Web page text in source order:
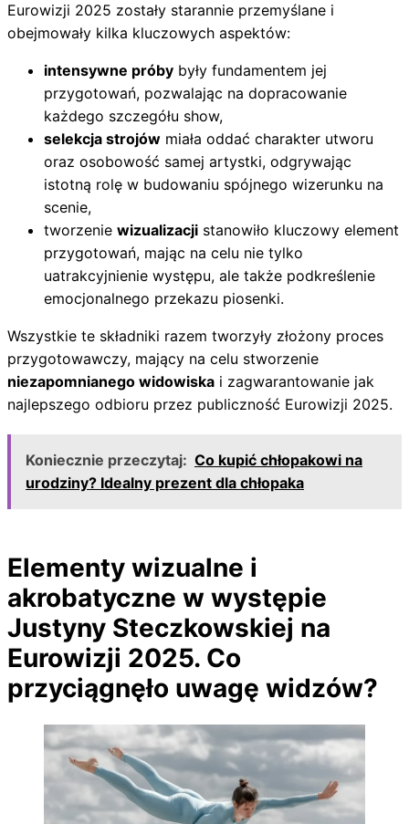
Eurowizji 2025 zostały starannie przemyślane i
obejmowały kilka kluczowych aspektów:
intensywne próby były fundamentem jej
przygotowań, pozwalając na dopracowanie
każdego szczegółu show,
selekcja strojów miała oddać charakter utworu
oraz osobowość samej artystki, odgrywając
istotną rolę w budowaniu spójnego wizerunku na
scenie,
tworzenie wizualizacji stanowiło kluczowy element
przygotowań, mając na celu nie tylko
uatrakcyjnienie występu, ale także podkreślenie
emocjonalnego przekazu piosenki.
Wszystkie te składniki razem tworzyły złożony proces
przygotowawczy, mający na celu stworzenie
niezapomnianego widowiska i zagwarantowanie jak
najlepszego odbioru przez publiczność Eurowizji 2025.
Koniecznie przeczytaj: Co kupić chłopakowi na
urodziny? Idealny prezent dla chłopaka
Elementy wizualne i
akrobatyczne w występie
Justyny Steczkowskiej na
Eurowizji 2025. Co
przyciągnęło uwagę widzów?